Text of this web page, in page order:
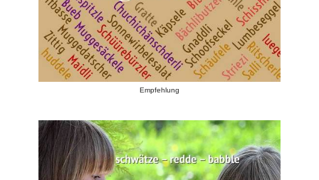
Empfehlung